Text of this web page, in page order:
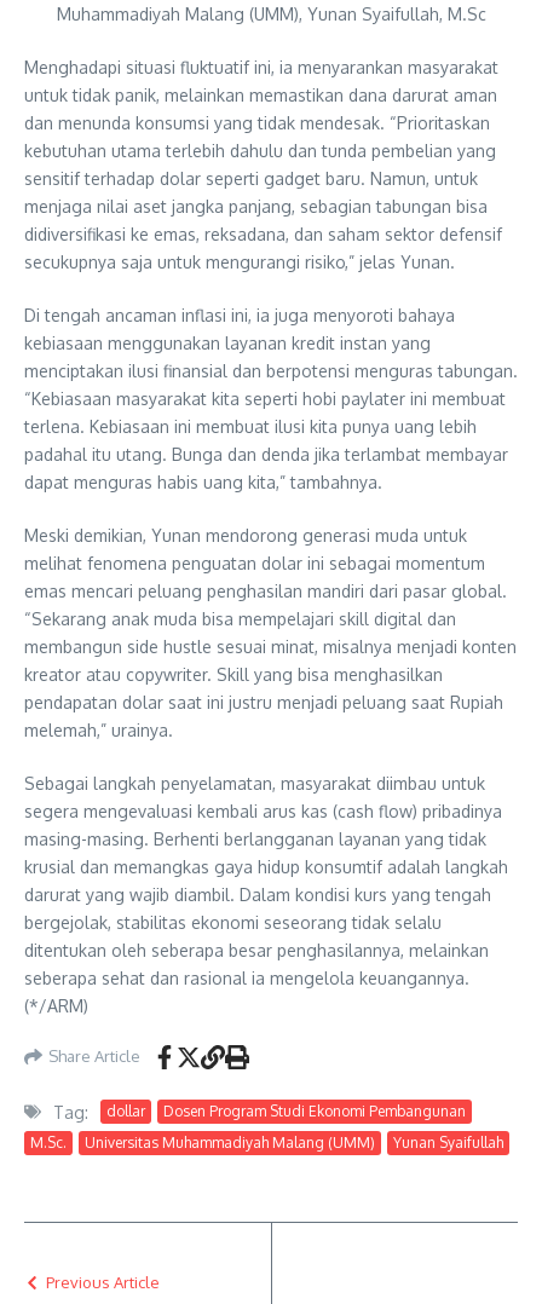
Muhammadiyah Malang (UMM), Yunan Syaifullah, M.Sc
Menghadapi situasi fluktuatif ini, ia menyarankan masyarakat
untuk tidak panik, melainkan memastikan dana darurat aman
dan menunda konsumsi yang tidak mendesak. “Prioritaskan
kebutuhan utama terlebih dahulu dan tunda pembelian yang
sensitif terhadap dolar seperti gadget baru. Namun, untuk
menjaga nilai aset jangka panjang, sebagian tabungan bisa
didiversifikasi ke emas, reksadana, dan saham sektor defensif
secukupnya saja untuk mengurangi risiko,” jelas Yunan.
Di tengah ancaman inflasi ini, ia juga menyoroti bahaya
kebiasaan menggunakan layanan kredit instan yang
menciptakan ilusi finansial dan berpotensi menguras tabungan.
“Kebiasaan masyarakat kita seperti hobi paylater ini membuat
terlena. Kebiasaan ini membuat ilusi kita punya uang lebih
padahal itu utang. Bunga dan denda jika terlambat membayar
dapat menguras habis uang kita,” tambahnya.
Meski demikian, Yunan mendorong generasi muda untuk
melihat fenomena penguatan dolar ini sebagai momentum
emas mencari peluang penghasilan mandiri dari pasar global.
“Sekarang anak muda bisa mempelajari skill digital dan
membangun side hustle sesuai minat, misalnya menjadi konten
kreator atau copywriter. Skill yang bisa menghasilkan
pendapatan dolar saat ini justru menjadi peluang saat Rupiah
melemah,” urainya.
Sebagai langkah penyelamatan, masyarakat diimbau untuk
segera mengevaluasi kembali arus kas (cash flow) pribadinya
masing-masing. Berhenti berlangganan layanan yang tidak
krusial dan memangkas gaya hidup konsumtif adalah langkah
darurat yang wajib diambil. Dalam kondisi kurs yang tengah
bergejolak, stabilitas ekonomi seseorang tidak selalu
ditentukan oleh seberapa besar penghasilannya, melainkan
seberapa sehat dan rasional ia mengelola keuangannya.
(*/ARM)
Share Article
Tag: dollar
Dosen Program Studi Ekonomi Pembangunan
M.Sc.
Universitas Muhammadiyah Malang (UMM) Yunan Syaifullah
Previous Article